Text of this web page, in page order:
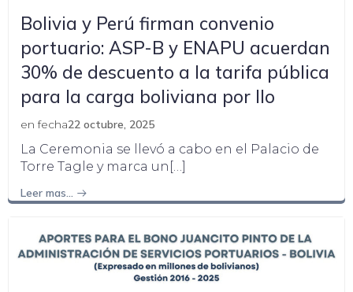
Bolivia y Perú firman convenio
portuario: ASP-B y ENAPU acuerdan
30% de descuento a la tarifa pública
para la carga boliviana por Ilo
en fecha22 octubre, 2025
La Ceremonia se llevó a cabo en el Palacio de
Torre Tagle y marca un[…]
Leer mas…